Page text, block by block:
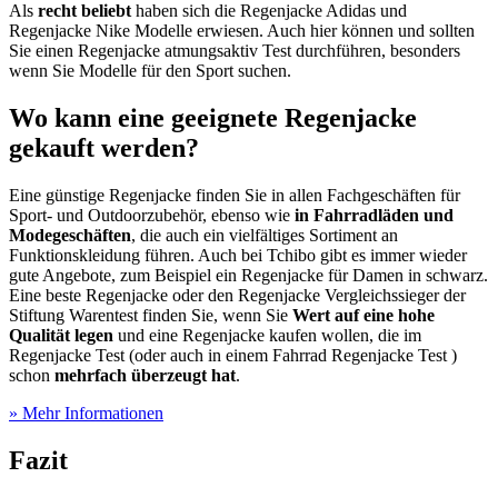
Als recht beliebthaben sich die Regenjacke Adidas und
Regenjacke Nike Modelle erwiesen. Auch hier können und sollten
Sie einen Regenjacke atmungsaktiv Testdurchführen, besonders
wenn Sie Modelle für den Sport suchen.
Wo kann eine geeignete Regenjacke
gekauft werden?
Eine günstige Regenjacke finden Sie in allen Fachgeschäften für
Sport- und Outdoorzubehör, ebenso wie in Fahrradläden und
Modegeschäften, die auch ein vielfältiges Sortiment an
Funktionskleidung führen. Auch bei Tchibo gibt es immer wieder
gute Angebote, zum Beispiel ein Regenjacke für Damen in schwarz.
Eine beste Regenjacke oder den Regenjacke Vergleichssieger der
Stiftung Warentest finden Sie, wenn Sie Wert auf eine hohe
Qualität legen und eine Regenjacke kaufen wollen, die im
Regenjacke Test (oder auch in einem Fahrrad Regenjacke Test )
schon mehrfach überzeugt hat.
» Mehr Informationen
Fazit